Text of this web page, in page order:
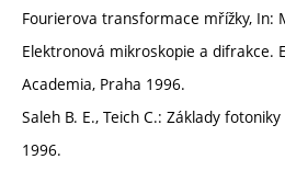
Fourierova transformace mřížky, In:
Elektronová mikroskopie a difrakce.
Academia, Praha 1996.
Saleh B. E., Teich C.: Základy
1996.